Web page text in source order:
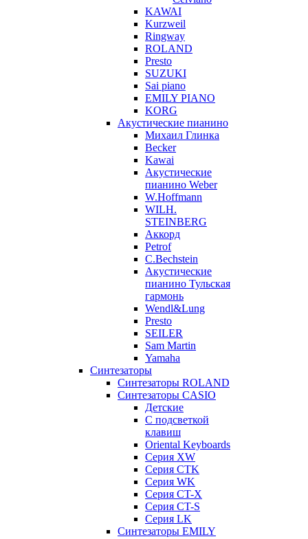
KAWAI
Kurzweil
Ringway
ROLAND
Presto
SUZUKI
Sai piano
EMILY PIANO
KORG
Акустические пианино
Михаил Глинка
Becker
Kawai
Акустические
пианино Weber
W.Hoffmann
WILH.
STEINBERG
Аккорд
Petrof
C.Bechstein
Акустические
пианино Тульская
гармонь
Wendl&Lung
Presto
SEILER
Sam Martin
Yamaha
Синтезаторы
Синтезаторы ROLAND
Синтезаторы CASIO
Детские
С подсветкой
клавиш
Oriental Keyboards
Cерия XW
Серия CTK
Серия WK
Серия CT-X
Серия CT-S
Серия LK
Синтезаторы EMILY